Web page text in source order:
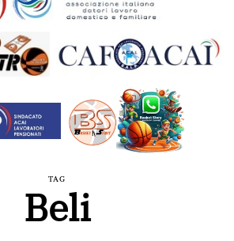
TAG
Beli